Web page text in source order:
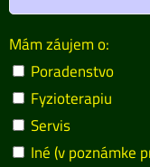
Mám záujem o:
Poradenstvo
Fyzioterapiu
Servis
Iné (v poznámke